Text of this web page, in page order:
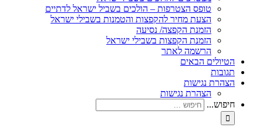
טופס הצטרפות – הולכים בשביל ישראל לדתיים
הצעת מחיר להקפצות והטמנות בשבילי ישראל
הזמנת הקפצה/ נסיעה
הזמנת הקפצות בשבילי ישראל
הרשמה לאתר
הטיולים הבאים
תגובות
הצהרת נגישות
הצהרת נגישות
חיפוש...